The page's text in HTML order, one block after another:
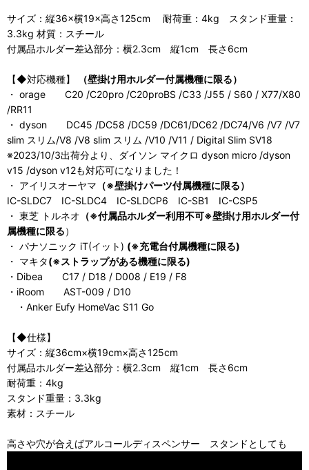
サイズ：縦36×横19×高さ125cm 耐荷重：4kg スタンド重量：
3.3kg 材質：スチール
付属品ホルダー差込部分：横2.3cm 縦1cm 長さ6cm
【◆対応機種】
（壁掛け用ホルダー付属機種に限る）
・ orage C20 /C20pro /C20proBS /C33 /J55 / S60 / X77/X80
/RR11
・ dyson DC45 /DC58 /DC59 /DC61/DC62 /DC74/V6 /V7 /V7
slim スリム/V8 /V8 slim スリム /V10 /V11 / Digital Slim SV18
※2023/10/3出荷分より、ダイソン マイクロ dyson micro /dyson
v15 /dyson v12も対応可になりました！
・ アイリスオーヤマ （※壁掛けパーツ付属機種に限る）
IC-SLDC7 IC-SLDC4 IC-SLDCP6 IC-SB1 IC-CSP5
・ 東芝 トルネオ （※付属品ホルダー利用不可※壁掛け用ホルダー付
属機種に限る）
・ パナソニック iT(イット) (※充電台付属機種に限る)
・ マキタ(※ストラップがある機種に限る)
・Dibea C17 / D18 / D008 / E19 / F8
・iRoom AST-009 / D10
・Anker Eufy HomeVac S11 Go
【◆仕様】
サイズ：縦36cm×横19cm×高さ125cm
付属品ホルダー差込部分：横2.3cm 縦1cm 長さ6cm
耐荷重：4kg
スタンド重量：3.3kg
素材：スチール
高さや穴が合えばアルコールディスペンサー スタンドとしても